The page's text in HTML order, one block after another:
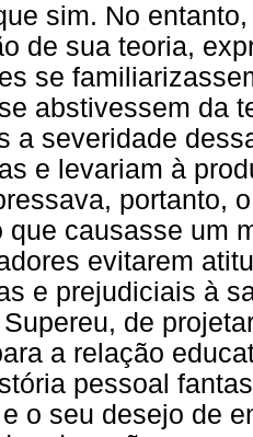
sim. No
de sua teoria,
se
abstivessem da
a severidade
e levariam à
portanto,
que causasse um
evitarem
e prejudiciais à
de
a relação
pessoal
o seu desejo de